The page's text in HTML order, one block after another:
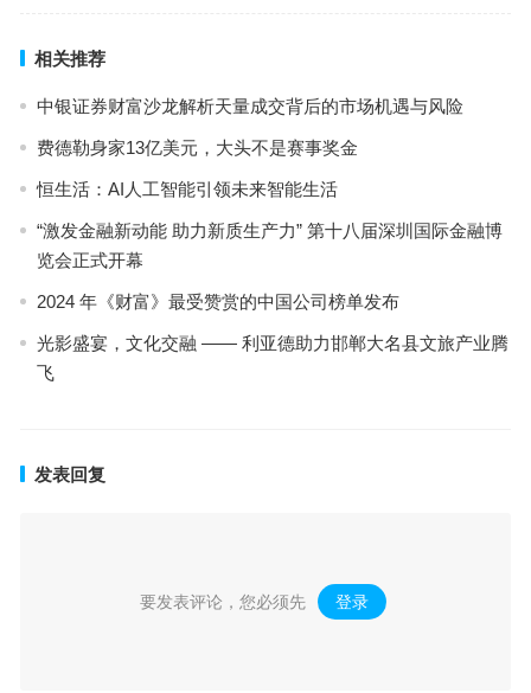
相关推荐
中银证券财富沙龙解析天量成交背后的市场机遇与风险
费德勒身家13亿美元，大头不是赛事奖金
恒生活：AI人工智能引领未来智能生活
“激发金融新动能 助力新质生产力” 第十八届深圳国际金融博
览会正式开幕
2024 年《财富》最受赞赏的中国公司榜单发布
光影盛宴，文化交融 —— 利亚德助力邯郸大名县文旅产业腾
飞
发表回复
要发表评论，您必须先 登录 。